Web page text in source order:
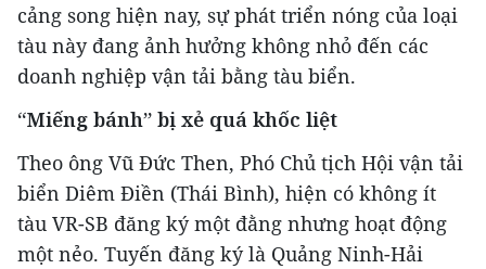
cảng song hiện nay, sự phát triển nóng của loại
tàu này đang ảnh hưởng không nhỏ đến các
doanh nghiệp vận tải bằng tàu biển.
“Miếng bánh” bị xẻ quá khốc liệt
Theo ông Vũ Đức Then, Phó Chủ tịch Hội vận tải
biển Diêm Điền (Thái Bình), hiện có không ít
tàu VR-SB đăng ký một đằng nhưng hoạt động
một nẻo. Tuyến đăng ký là Quảng Ninh-Hải